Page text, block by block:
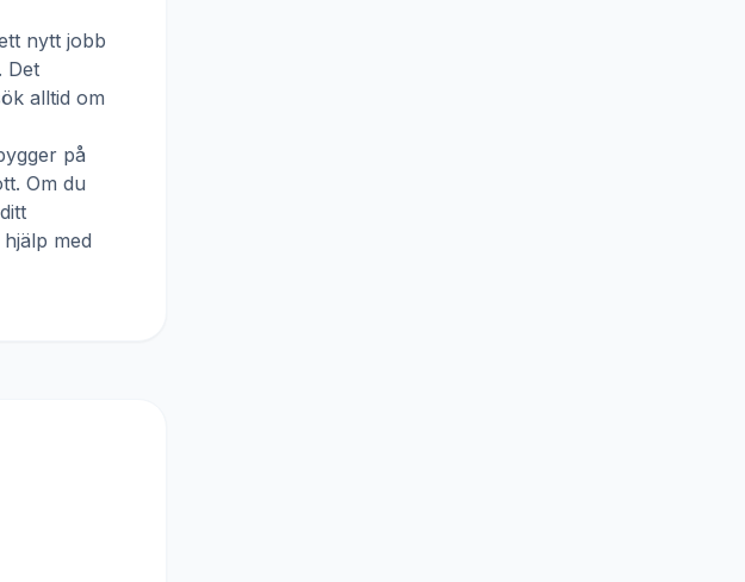
nytt jobb
Det
alltid om
på
Om du
med